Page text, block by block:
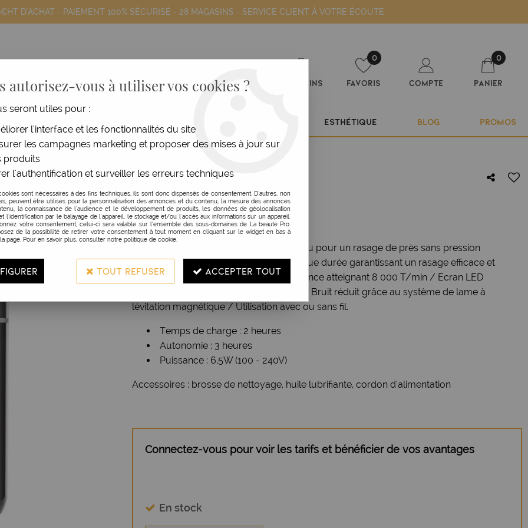
D'ACHAT - PAIEMENT 100% SÉCURISÉ - 28 MAGASINS - SERVICE CLIENT À VOTRE ÉCOUTE
Magasins
0
Favoris Compte
0
Panier
ESTHÉTIQUE BLOG PROMOS
& barbe >Tondeuse rasoir Onyx noir
JRL
TONDEUSE RASOIR ONYX NOIR
Réf. :131780
Grille ultrafine et respectueuse de la peau pour un rasage de près sans pression
excessive / Grille hypoallergénique longue durée garantissant un rasage efficace et
hygiénique / Moteur rotatif haute puissance atteignant 8 000 T/min / Ecran LED
indiquant l'état de charge de la batterie / Bruit réduit grâce au système de lame à
lévitation magnétique / Utilisation avec ou sans fil.
Temps de charge : 2 heures
Autonomie : 3 heures
Puissance : 6,5W (100 - 240V)
Accessoires : brosse de nettoyage, huile lubrifiante, cordon d'alimentation
Connectez-vous pour voir les tarifs et bénéficier de vos avantages
En stock
autorisez-vous à utiliser vos cookies ?
seront utiles pour :
l'interface et les fonctionnalités du site
les campagnes marketing et proposer des mises à jour sur
produits
l'authentification et surveiller les erreurs techniques
sont nécessaires à des fins techniques, ils sont donc dispensés de consentement. D'autres, non
peuvent être utilisés pour la personnalisation des annonces et du contenu, la mesure des annonces
la connaissance de l'audience et le développement de produits, les données de géolocalisation
l'identification par le balayage de l'appareil, le stockage et/ou l'accès aux informations sur un appareil.
votre consentement, celui-ci sera valable sur l’ensemble des sous-domaines de La beauté Pro.
de la possibilité de retirer votre consentement à tout moment en cliquant sur le widget en bas à
page. Pour en savoir plus, consulter notre politique de cookie.
TOUT REFUSER ACCEPTER TOUT